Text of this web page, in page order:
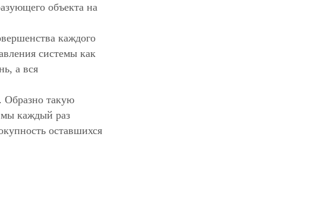
объекта на
каждого
системы как
а вся
Образно такую
каждый раз
оставшихся